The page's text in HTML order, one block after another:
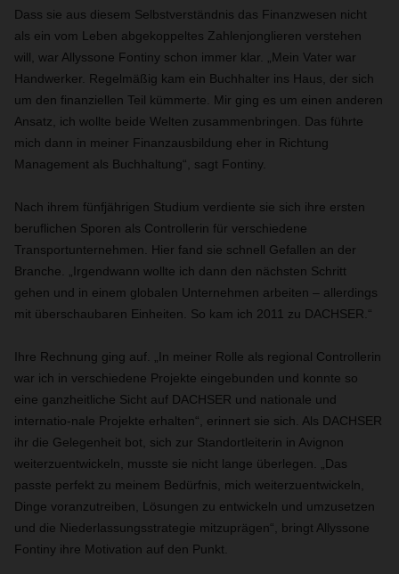
Dass sie aus diesem Selbstverständnis das Finanzwesen nicht
als ein vom Leben abgekoppeltes Zahlenjonglieren verstehen
will, war Allyssone Fontiny schon immer klar. „Mein Vater war
Handwerker. Regelmäßig kam ein Buchhalter ins Haus, der sich
um den finanziellen Teil kümmerte. Mir ging es um einen anderen
Ansatz, ich wollte beide Welten zusammenbringen. Das führte
mich dann in meiner Finanzausbildung eher in Richtung
Management als Buchhaltung“, sagt Fontiny.
Nach ihrem fünfjährigen Studium verdiente sie sich ihre ersten
beruflichen Sporen als Controllerin für verschiedene
Transportunternehmen. Hier fand sie schnell Gefallen an der
Branche. „Irgendwann wollte ich dann den nächsten Schritt
gehen und in einem globalen Unternehmen arbeiten – allerdings
mit überschaubaren Einheiten. So kam ich 2011 zu DACHSER.“
Ihre Rechnung ging auf. „In meiner Rolle als regional Controllerin
war ich in verschiedene Projekte eingebunden und konnte so
eine ganzheitliche Sicht auf DACHSER und nationale und
internatio-nale Projekte erhalten“, erinnert sie sich. Als DACHSER
ihr die Gelegenheit bot, sich zur Standortleiterin in Avignon
weiterzuentwickeln, musste sie nicht lange überlegen. „Das
passte perfekt zu meinem Bedürfnis, mich weiterzuentwickeln,
Dinge voranzutreiben, Lösungen zu entwickeln und umzusetzen
und die Niederlassungsstrategie mitzuprägen“, bringt Allyssone
Fontiny ihre Motivation auf den Punkt.